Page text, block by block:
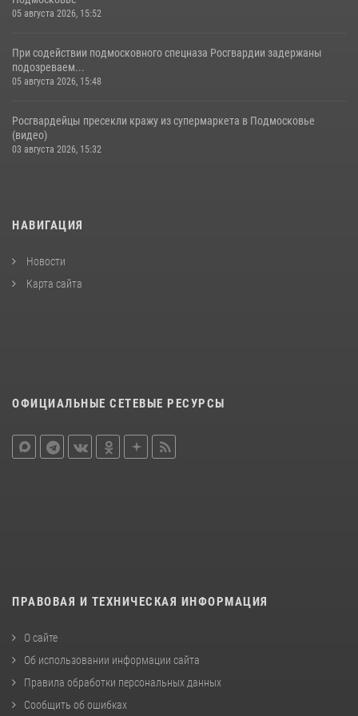
05 августа 2026, 15:52
При содействии подмосковного спецназа Росгвардии задержаны
подозреваем...
05 августа 2026, 15:48
Росгвардейцы пресекли кражу из супермаркета в Подмосковье
(видео)
03 августа 2026, 15:32
НАВИГАЦИЯ
Новости
Карта сайта
ОФИЦИАЛЬНЫЕ СЕТЕВЫЕ РЕСУРСЫ
ПРАВОВАЯ И ТЕХНИЧЕСКАЯ ИНФОРМАЦИЯ
О сайте
Об использовании информации сайта
Правила обработки персональных данных
Сообщить об ошибках